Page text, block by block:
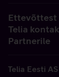
Ettevõttest
Telia
Partnerile
Telia Eesti AS